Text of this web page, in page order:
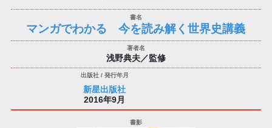
マンガでわかる 今を読み解く世界史講義
浅野典夫／監修
新星出版社
2016年9月